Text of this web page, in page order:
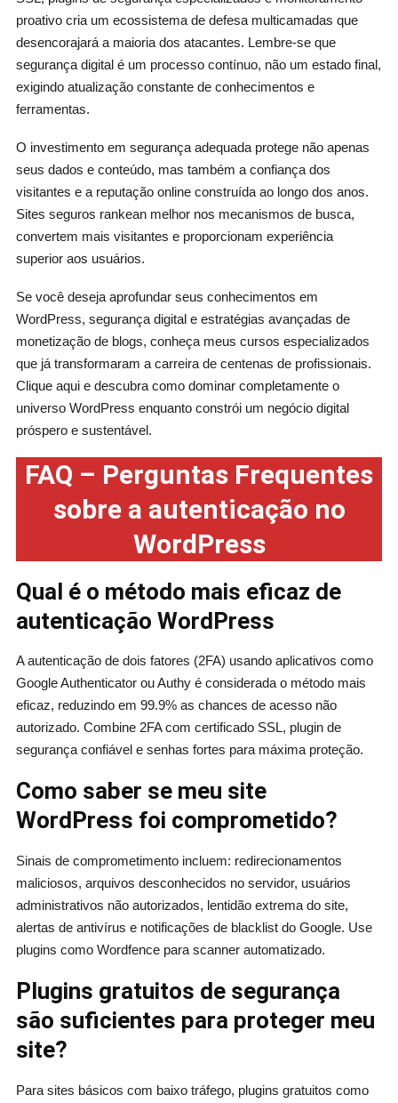
proativo cria um ecossistema de defesa multicamadas que
desencorajará a maioria dos atacantes. Lembre-se que
segurança digital é um processo contínuo, não um estado final,
exigindo atualização constante de conhecimentos e
ferramentas.
O investimento em segurança adequada protege não apenas
seus dados e conteúdo, mas também a confiança dos
visitantes e a reputação online construída ao longo dos anos.
Sites seguros rankean melhor nos mecanismos de busca,
convertem mais visitantes e proporcionam experiência
superior aos usuários.
Se você deseja aprofundar seus conhecimentos em
WordPress, segurança digital e estratégias avançadas de
monetização de blogs, conheça meus cursos especializados
que já transformaram a carreira de centenas de profissionais.
Clique aqui e descubra como dominar completamente o
universo WordPress enquanto constrói um negócio digital
próspero e sustentável.
FAQ – Perguntas Frequentes
sobre a autenticação no
WordPress
Qual é o método mais eficaz de
autenticação WordPress
A autenticação de dois fatores (2FA) usando aplicativos como
Google Authenticator ou Authy é considerada o método mais
eficaz, reduzindo em 99.9% as chances de acesso não
autorizado. Combine 2FA com certificado SSL, plugin de
segurança confiável e senhas fortes para máxima proteção.
Como saber se meu site
WordPress foi comprometido?
Sinais de comprometimento incluem: redirecionamentos
maliciosos, arquivos desconhecidos no servidor, usuários
administrativos não autorizados, lentidão extrema do site,
alertas de antivírus e notificações de blacklist do Google. Use
plugins como Wordfence para scanner automatizado.
Plugins gratuitos de segurança
são suficientes para proteger meu
site?
Para sites básicos com baixo tráfego, plugins gratuitos como